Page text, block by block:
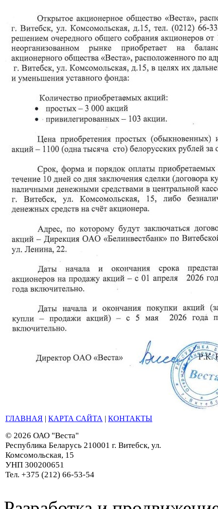
ГЛАВНАЯ | КАРТА САЙТА | КОНТАКТЫ
© 2026 ОАО "Веста"
Республика Беларусь 210001 г. Витебск, ул.
Комсомольская, 15
УНП 300200651
Тел. +375 (212) 66-53-54